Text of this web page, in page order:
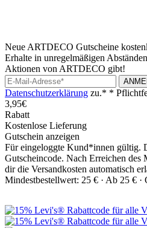
Neue ARTDECO Gutscheine
Erhalte in unregelmäßigen
Aktionen von ARTDECO gibt!
Datenschutzerklärung zu.* *
3,95€
Rabatt
Kostenlose Lieferung
Gutschein anzeigen
Für eingeloggte Kund*innen gültig.
Gutscheincode. Nach Erreichen des
dir die Versandkosten automatisch
Mindestbestellwert: 25 € · Ab 25 € ·